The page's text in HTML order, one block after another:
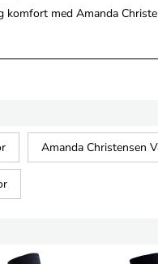
komfort med Amanda
Amanda Christensen